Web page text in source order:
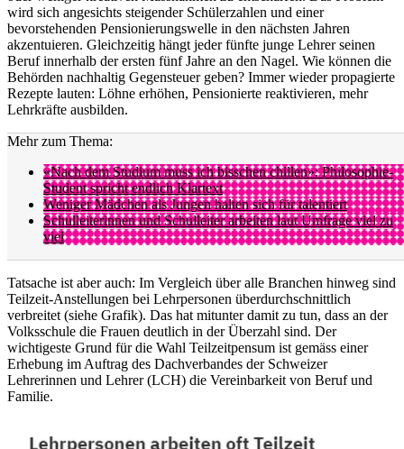
wird sich angesichts steigender Schülerzahlen und einer
bevorstehenden Pensionierungswelle in den nächsten Jahren
akzentuieren. Gleichzeitig hängt jeder fünfte junge Lehrer seinen
Beruf innerhalb der ersten fünf Jahre an den Nagel. Wie können die
Behörden nachhaltig Gegensteuer geben? Immer wieder propagierte
Rezepte lauten: Löhne erhöhen, Pensionierte reaktivieren, mehr
Lehrkräfte ausbilden.
Mehr zum Thema:
«Nach dem Studium muss ich bisschen chillen»: Philosophie-
Student spricht endlich Klartext
Weniger Mädchen als Jungen halten sich für talentiert
Schulleiterinnen und Schulleiter arbeiten laut Umfrage viel zu
viel
Tatsache ist aber auch: Im Vergleich über alle Branchen hinweg sind
Teilzeit-Anstellungen bei Lehrpersonen überdurchschnittlich
verbreitet (siehe Grafik). Das hat mitunter damit zu tun, dass an der
Volksschule die Frauen deutlich in der Überzahl sind. Der
wichtigeste Grund für die Wahl Teilzeitpensum ist gemäss einer
Erhebung im Auftrag des Dachverbandes der Schweizer
Lehrerinnen und Lehrer (LCH) die Vereinbarkeit von Beruf und
Familie.